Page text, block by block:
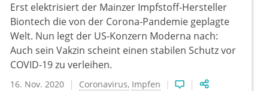
Erst elektrisiert der Mainzer Impfstoff-Hersteller
Biontech die von der Corona-Pandemie geplagte
Welt. Nun legt der US-Konzern Moderna nach:
Auch sein Vakzin scheint einen stabilen Schutz vor
COVID-19 zu verleihen.
16. Nov. 2020 Coronavirus Impfen